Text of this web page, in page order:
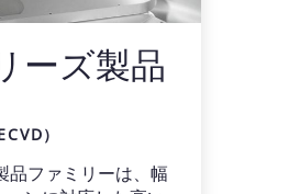
ーズ製品
）
品ファミリーは、幅